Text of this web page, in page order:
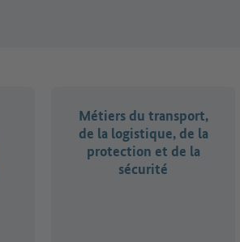
Métiers du transport,
de la logistique, de la
protection et de la
sécurité